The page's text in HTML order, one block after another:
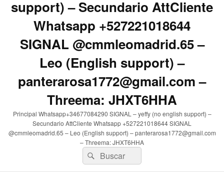
support) – Secundario AttCliente
Whatsapp +527221018644
SIGNAL @cmmleomadrid.65 –
Leo (English support) –
panterarosa1772@gmail.com –
Threema: JHXT6HHA
Principal Whatsapp+34677084290 SIGNAL – yeffy (no english support) –
Secundario AttCliente Whatsapp +527221018644 SIGNAL
@cmmleomadrid.65 – Leo (English support) – panterarosa1772@gmail.com
– Threema: JHXT6HHA
Buscar
por:
Buscar